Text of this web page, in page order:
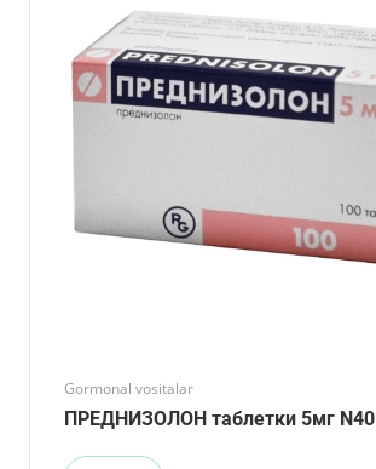
Gormonal vositalar
ПРЕДНИЗОЛОН таблетки 5мг N40